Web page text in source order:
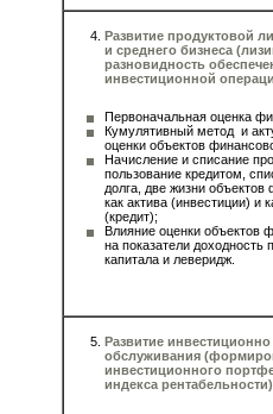
Развитие продуктовой
и среднего бизнеса
разновидность
инвестиционной
Первоначальная оценка
Кумулятивный метод и
оценки объектов
Начисление и списание
пользование кредитом,
долга, две жизни
как актива (инвестиции) и
(кредит);
Влияние оценки объектов
на показатели доходность
капитала и леверидж.
Развитие
обслуживания
инвестиционного
индекса